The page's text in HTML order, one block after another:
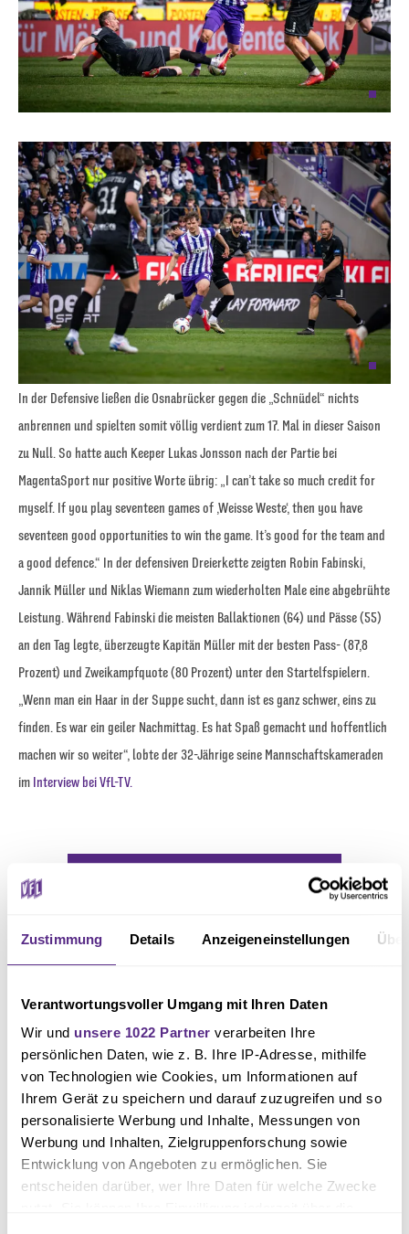
Zustimmung Details Anzeigeneinstellungen
Verantwortungsvoller Umgang mit Ihren Daten
Wir und unsere 1022 Partner verarbeiten Ihre
persönlichen Daten, wie z. B. Ihre IP-Adresse, mithilfe
von Technologien wie Cookies, um Informationen auf
Ihrem Gerät zu speichern und darauf zuzugreifen und so
personalisierte Werbung und Inhalte, Messungen von
Werbung und Inhalten, Zielgruppenforschung sowie
Entwicklung von Angeboten zu ermöglichen. Sie
entscheiden darüber, wer Ihre Daten für welche Zwecke
In der Defensive ließen die Osnabrücker gegen die „Schnüdel“ nichts
anbrennen und spielten somit völlig verdient zum 17. Mal in dieser Saison
zu Null. So hatte auch Keeper Lukas Jonsson nach der Partie bei
MagentaSport nur positive Worte übrig: „I can’t take so much credit for
myself. If you play seventeen games of ‚Weisse Weste‘, then you have
seventeen good opportunities to win the game. It’s good for the team and
a good defence.“ In der defensiven Dreierkette zeigten Robin Fabinski,
Jannik Müller und Niklas Wiemann zum wiederholten Male eine abgebrühte
Leistung. Während Fabinski die meisten Ballaktionen (64) und Pässe (55)
an den Tag legte, überzeugte Kapitän Müller mit der besten Pass- (87,8
Prozent) und Zweikampfquote (80 Prozent) unter den Startelfspielern.
„Wenn man ein Haar in der Suppe sucht, dann ist es ganz schwer, eins zu
finden. Es war ein geiler Nachmittag. Es hat Spaß gemacht und hoffentlich
machen wir so weiter“, lobte der 32-Jährige seine Mannschaftskameraden
im Interview bei VfL-TV.
Auch nach der Pause kamen die Lila-Weißen mit viel Wucht aus der Kabine
und erzielten nach einer Viertelstunde den dritten Treffer des Tages. Dabei
war das 13. Saisontor von Robin Meißner gewissermaßen am Schachbrett